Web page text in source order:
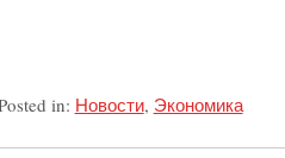
in: Новости, Экономика